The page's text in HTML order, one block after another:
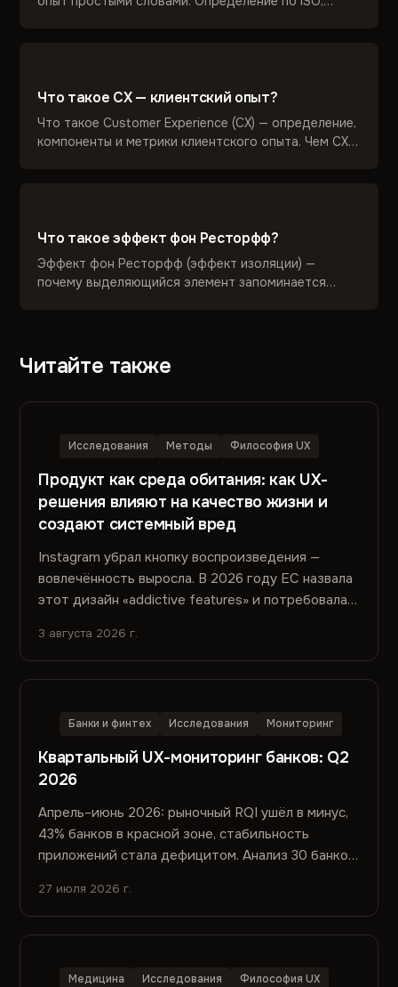
Что такое CX — клиентский опыт?
Что такое Customer Experience (CX) — определение,
компоненты и метрики клиентского опыта. Чем CX
Что такое эффект фон Ресторфф?
Эффект фон Ресторфф (эффект изоляции) —
почему выделяющийся элемент запоминается
Читайте также
Исследования Методы Философия UX
Продукт как среда обитания: как UX-
решения влияют на качество жизни и
создают системный вред
Instagram убрал кнопку воспроизведения —
вовлечённость выросла. В 2026 году EC назвала
этот дизайн «addictive features» и потребовала
и что с этим делать.
3 августа 2026 г.
Банки и финтех Исследования Мониторинг
Квартальный UX-мониторинг банков: Q2
2026
Апрель–июнь 2026: рыночный RQI ушёл в минус,
43% банков в красной зоне, стабильность
приложений стала дефицитом. Анализ 30 банков,
27 июля 2026 г.
Медицина Исследования Философия UX